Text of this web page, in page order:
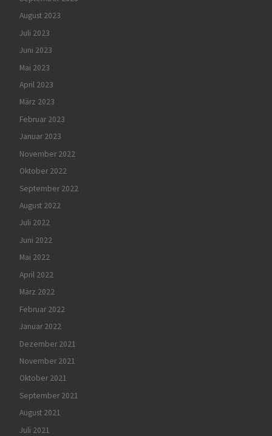
August 2023
Juli 2023
Juni 2023
Mai 2023
April 2023
März 2023
Februar 2023
Januar 2023
November 2022
Oktober 2022
September 2022
August 2022
Juli 2022
Juni 2022
Mai 2022
April 2022
März 2022
Februar 2022
Januar 2022
Dezember 2021
November 2021
Oktober 2021
September 2021
August 2021
Juli 2021